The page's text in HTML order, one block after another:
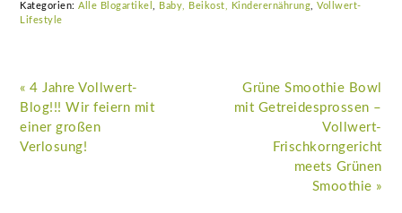
Kategorien:Alle Blogartikel Baby, Beikost, Kinderernährung ,Vollwert-
Lifestyle
Vorheriger
Beitrag:
« 4 Jahre Vollwert-
Blog!!! Wir feiern mit
einer großen
Verlosung!
Nächster
Beitrag:
Grüne Smoothie Bowl
mit Getreidesprossen –
Vollwert-
Frischkorngericht
meets Grünen
Smoothie »